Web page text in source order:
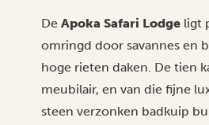
De Apoka Safari Lodge ligt
omringd door savannes en
hoge rieten daken. De tien
meubilair, en van die fijne
steen verzonken badkuip